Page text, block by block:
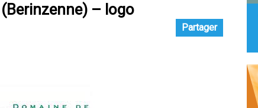
– logo
Partager